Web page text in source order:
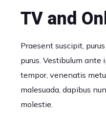
TV and
Praesent suscipit,
purus. Vestibulum ante
tempor, venenatis
malesuada, dapibus
molestie.